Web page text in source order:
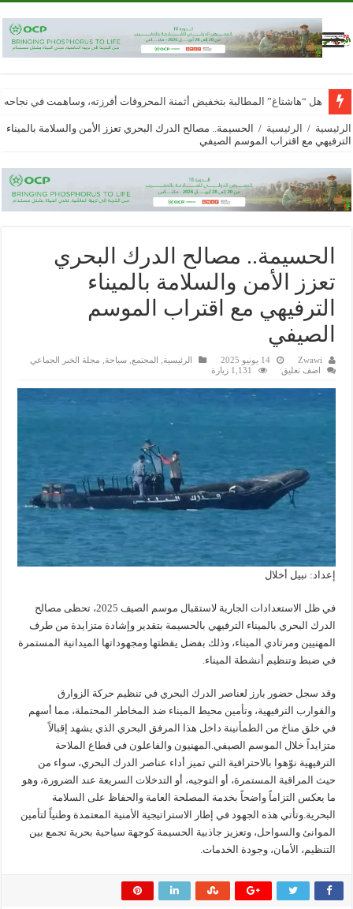
هل “هاشتاغ” المطالبة بتخفيض أثمنة المحروقات أفرزته، وساهمت في
الرئيسية / الرئيسية /
الحسيمة.. مصالح الدرك البحري تعزز الأمن والسلامة بالميناء
الترفيهي مع اقتراب الموسم الصيفي
الحسيمة.. مصالح الدرك البحري
تعزز الأمن والسلامة بالميناء
الترفيهي مع اقتراب الموسم
الصيفي
Zwawi 14 يونيو 2025 الرئيسية المجتمع ,سياحة
مجلة الخبر الجماعي
اضف تعليق
1,131 زيارة
إعداد: نبيل أخلال
في ظل الاستعدادات الجارية لاستقبال موسم الصيف 2025، تحظى مصالح
الدرك البحري بالميناء الترفيهي بالحسيمة بتقدير وإشادة متزايدة من طرف
المهنيين ومرتادي الميناء، وذلك بفضل يقظتها ومجهوداتها الميدانية المستمرة
في ضبط وتنظيم أنشطة الميناء.
وقد سجل حضور بارز لعناصر الدرك البحري في تنظيم حركة الزوارق
والقوارب الترفيهية، وتأمين محيط الميناء ضد المخاطر المحتملة، مما أسهم
في خلق مناخ من الطمأنينة داخل هذا المرفق البحري الذي يشهد إقبالاً
متزايداً خلال الموسم الصيفي.المهنيون والفاعلون في قطاع الملاحة
الترفيهية نوّهوا بالاحترافية التي تميز أداء عناصر الدرك البحري، سواء من
حيث المراقبة المستمرة، أو التوجيه، أو التدخلات السريعة عند الضرورة، وهو
ما يعكس التزاماً واضحاً بخدمة المصلحة العامة والحفاظ على السلامة
البحرية.وتأتي هذه الجهود في إطار الاستراتيجية الأمنية المعتمدة وطنياً لتأمين
الموانئ والسواحل، وتعزيز جاذبية الحسيمة كوجهة سياحية بحرية تجمع بين
التنظيم، الأمان، وجودة الخدمات.